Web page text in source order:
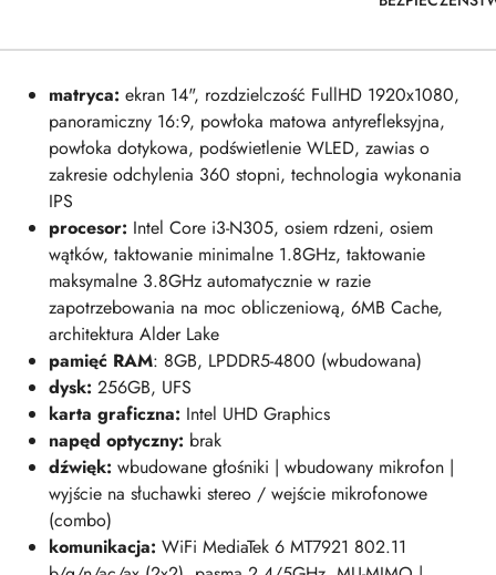
matryca: ekran 14", rozdzielczość FullHD 1920x1080,
panoramiczny 16:9, powłoka matowa antyrefleksyjna,
powłoka dotykowa, podświetlenie WLED, zawias o
zakresie odchylenia 360 stopni, technologia wykonania
IPS
procesor: Intel Core i3-N305, osiem rdzeni, osiem
wątków, taktowanie minimalne 1.8GHz, taktowanie
maksymalne 3.8GHz automatycznie w razie
zapotrzebowania na moc obliczeniową, 6MB Cache,
architektura Alder Lake
pamięć RAM: 8GB, LPDDR5-4800 (wbudowana)
dysk: 256GB, UFS
karta graficzna: Intel UHD Graphics
napęd optyczny: brak
dźwięk: wbudowane głośniki | wbudowany mikrofon |
wyjście na słuchawki stereo / wejście mikrofonowe
(combo)
komunikacja: WiFi MediaTek 6 MT7921 802.11